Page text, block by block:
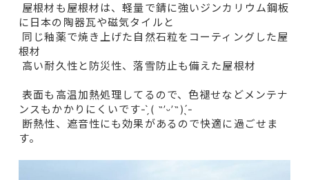
屋根材も屋根材は、軽量で錆に強いジンカリウム鋼板
に日本の陶器瓦や磁気タイルと
同じ釉薬で焼き上げた自然石粒をコーティングした屋
根材
高い耐久性と防災性、落雪防止も備えた屋根材
表面も高温加熱処理してるので、色褪せなどメンテナ
ンスもかかりにくいです- ̗̀( ˶’ᵕ’˶) ̖́-
断熱性、遮音性にも効果があるので快適に過ごせま
す。